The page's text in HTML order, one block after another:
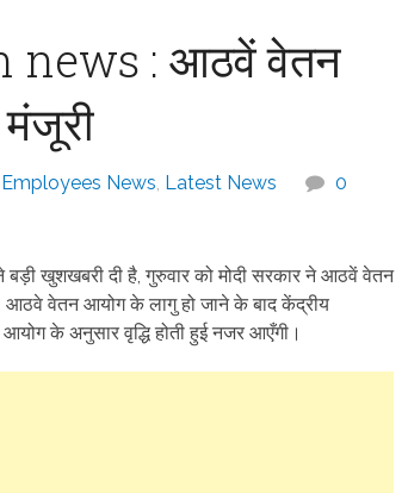
: आठवें वेतन
News, Latest News
0
खुशखबरी दी है, गुरुवार को मोदी सरकार ने आठवें वेतन
वेतन आयोग के लागु हो जाने के बाद केंद्रीय
के अनुसार वृद्धि होती हुई नजर आएँगी।